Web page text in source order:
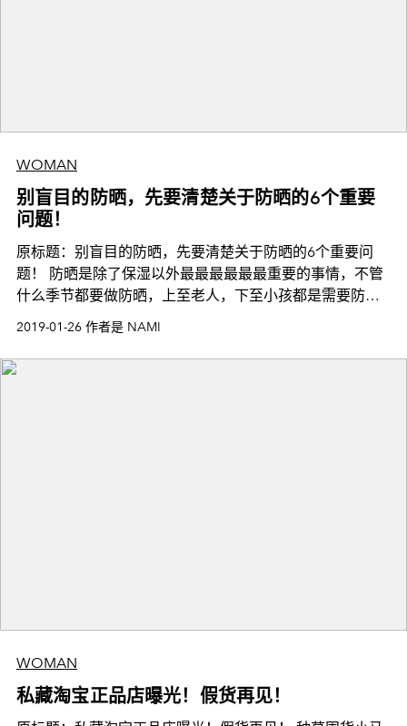
WOMAN
别盲目的防晒，先要清楚关于防晒的6个重要
问题！
原标题：别盲目的防晒，先要清楚关于防晒的6个重要问
题！ 防晒是除了保湿以外最最最最最最重要的事情，不管
什么季节都要做防晒，上至老人，下至小孩都是需要防晒
的，防晒不仅仅是为了防止晒黑，更是为了防止皮肤癌，
2019-01-26 作者是 NAMI
WOMAN
私藏淘宝正品店曝光！假货再见！